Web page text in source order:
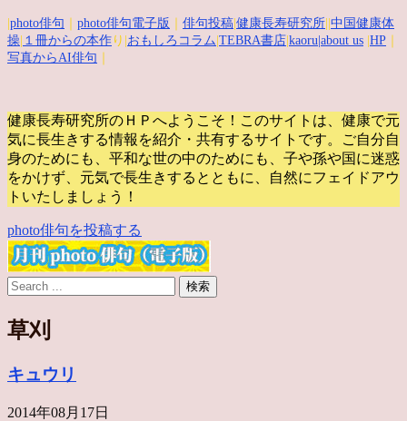
photo俳句 photo俳句電子版 俳句投稿 健康長寿研究所 中国健康体
操 １冊からの本作 り| おもしろコラム TEBRA書店 kaoru |about us HP
写真からAI俳句
健康長寿研究所のＨＰへようこそ！このサイトは、健康で元
気に長生きする情報を紹介・共有するサイトです。
ご自分自
身のためにも、平和な世の中のためにも、子や孫や国に迷惑
をかけず、元気で長生きするとともに、自然にフェイドアウ
トいたしましょう！
photo俳句を投稿する
草刈
キュウリ
2014年08月17日